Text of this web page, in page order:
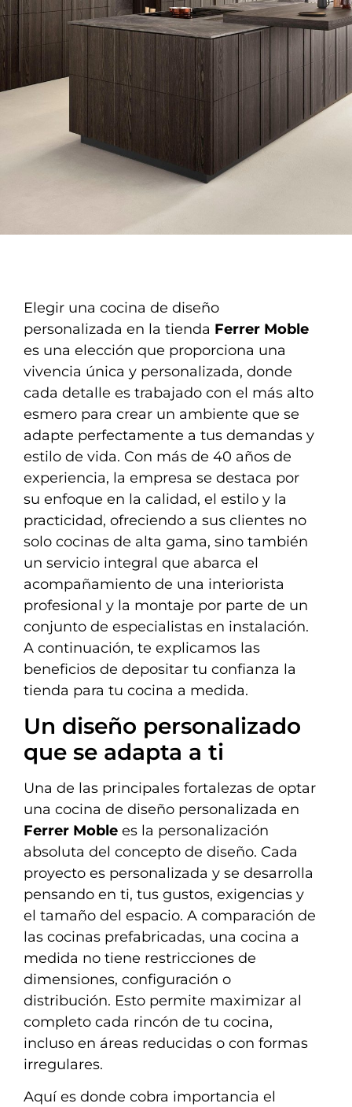
Elegir una cocina de diseño
personalizada en la tienda Ferrer Moble
es una elección que proporciona una
vivencia única y personalizada, donde
cada detalle es trabajado con el más alto
esmero para crear un ambiente que se
adapte perfectamente a tus demandas y
estilo de vida. Con más de 40 años de
experiencia, la empresa se destaca por
su enfoque en la calidad, el estilo y la
practicidad, ofreciendo a sus clientes no
solo cocinas de alta gama, sino también
un servicio integral que abarca el
acompañamiento de una interiorista
profesional y la montaje por parte de un
conjunto de especialistas en instalación.
A continuación, te explicamos las
beneficios de depositar tu confianza la
tienda para tu cocina a medida.
Un diseño personalizado
que se adapta a ti
Una de las principales fortalezas de optar
una cocina de diseño personalizada en
Ferrer Moble es la personalización
absoluta del concepto de diseño. Cada
proyecto es personalizada y se desarrolla
pensando en ti, tus gustos, exigencias y
el tamaño del espacio. A comparación de
las cocinas prefabricadas, una cocina a
medida no tiene restricciones de
dimensiones, configuración o
distribución. Esto permite maximizar al
completo cada rincón de tu cocina,
incluso en áreas reducidas o con formas
irregulares.
Aquí es donde cobra importancia el